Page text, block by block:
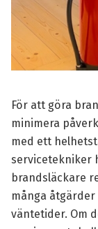
För att göra
minimera
med ett
servicetekniker
brandsläckare
många
väntetider. Om